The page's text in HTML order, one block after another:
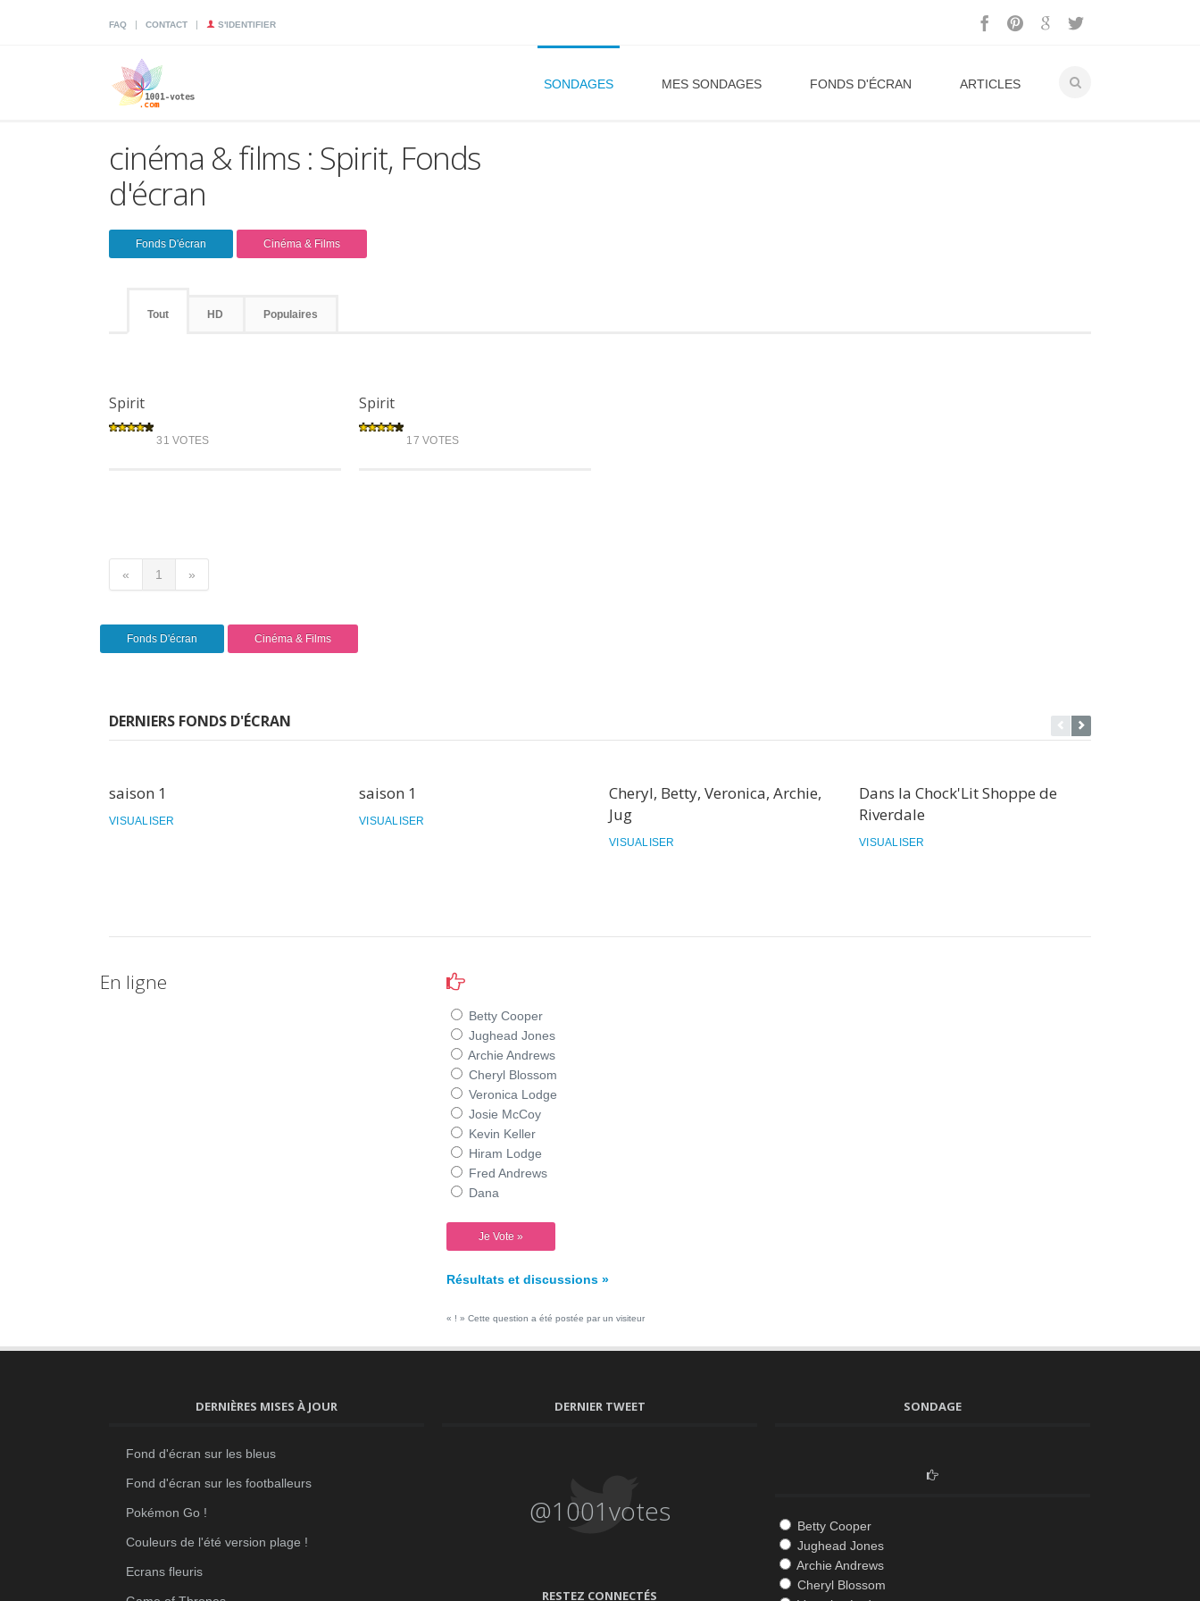
FAQ | CONTACT | S'IDENTIFIER
SONDAGES MES SONDAGES FONDS D'ÉCRAN ARTICLES
cinéma & films : Spirit, Fonds
d'écran
Fonds D'écran Cinéma & Films
Tout HD Populaires
Spirit
31 VOTES
Spirit
17 VOTES
« 1 »
Fonds D'écran Cinéma & Films
DERNIERS FONDS D'ÉCRAN
saison 1
VISUALISER
saison 1
VISUALISER
Cheryl, Betty, Veronica, Archie,
Jug
VISUALISER
Dans la Chock'Lit Shoppe de
Riverdale
VISUALISER
En ligne
Betty Cooper
Jughead Jones
Archie Andrews
Cheryl Blossom
Veronica Lodge
Josie McCoy
Kevin Keller
Hiram Lodge
Fred Andrews
Dana
Résultats et discussions »
« ! » Cette question a été postée par un visiteur
DERNIÈRES MISES À JOUR
Fond d'écran sur les bleus
Fond d'écran sur les footballeurs
Pokémon Go !
Couleurs de l'été version plage !
Ecrans fleuris
DERNIER TWEET
@1001votes
RESTEZ CONNECTÉS
SONDAGE
Betty Cooper
Jughead Jones
Archie Andrews
Cheryl Blossom